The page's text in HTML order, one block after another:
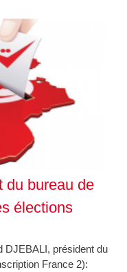
du bureau de
élections
DJEBALI, président du
France 2):